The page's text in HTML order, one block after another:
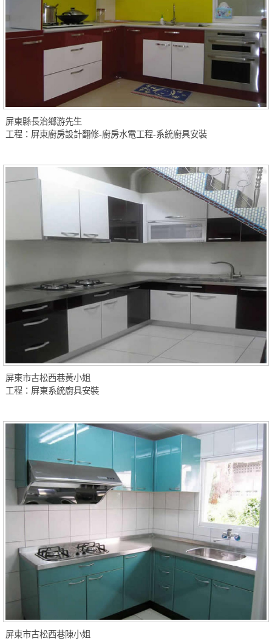
屏東縣長治鄉游先生
工程：屏東廚房設計翻修-廚房水電工程-系統廚具安裝
屏東市古松西巷黃小姐
工程：屏東系統廚具安裝
屏東市古松西巷陳小姐